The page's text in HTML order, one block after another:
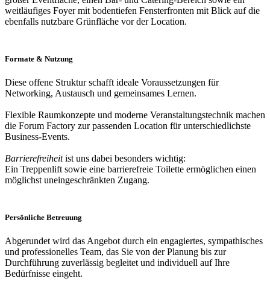
weitläufiges Foyer mit bodentiefen Fensterfronten mit Blick auf die
ebenfalls nutzbare Grünfläche vor der Location.
Formate & Nutzung
Diese offene Struktur schafft ideale Voraussetzungen für
Networking, Austausch und gemeinsames Lernen.
Flexible Raumkonzepte und moderne Veranstaltungstechnik machen
die Forum Factory zur passenden Location für unterschiedlichste
Business-Events.
Barrierefreiheitist uns dabei besonders wichtig:
Ein Treppenlift sowie eine barrierefreie Toilette ermöglichen einen
möglichst uneingeschränkten Zugang.
Persönliche Betreuung
Abgerundet wird das Angebot durch ein engagiertes, sympathisches
und professionelles Team, das Sie von der Planung bis zur
Durchführung zuverlässig begleitet und individuell auf Ihre
Bedürfnisse eingeht.